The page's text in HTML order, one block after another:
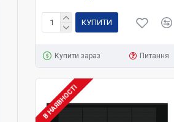
КУПИТИ
Купити зараз Питання
В НАЯВНОСТІ